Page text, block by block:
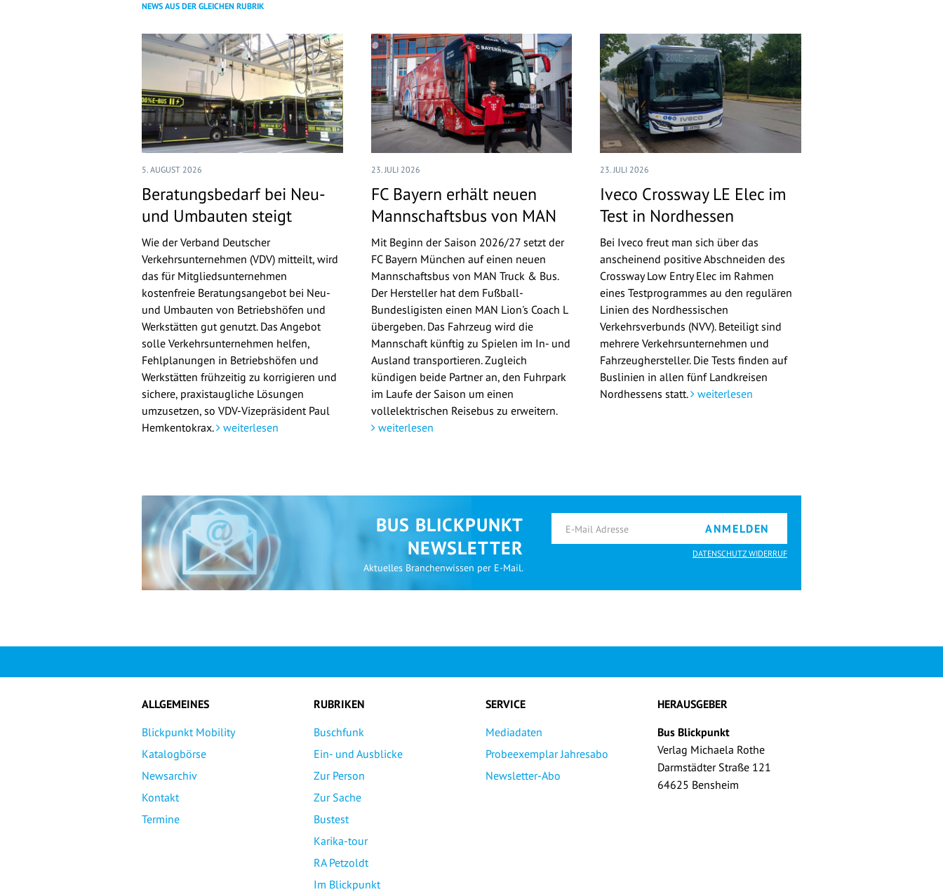
NEWS AUS DER GLEICHEN RUBRIK
5. AUGUST 2026
Beratungsbedarf bei Neu-
und Umbauten steigt
Wie der Verband Deutscher
Verkehrsunternehmen (VDV) mitteilt, wird
das für Mitgliedsunternehmen
kostenfreie Beratungsangebot bei Neu-
und Umbauten von Betriebshöfen und
Werkstätten gut genutzt. Das Angebot
solle Verkehrsunternehmen helfen,
Fehlplanungen in Betriebshöfen und
Werkstätten frühzeitig zu korrigieren und
sichere, praxistaugliche Lösungen
umzusetzen, so VDV-Vizepräsident Paul
Hemkentokrax.
weiterlesen
23. JULI 2026
FC Bayern erhält neuen
Mannschaftsbus von MAN
Mit Beginn der Saison 2026/27 setzt der
FC Bayern München auf einen neuen
Mannschaftsbus von MAN Truck & Bus.
Der Hersteller hat dem Fußball-
Bundesligisten einen MAN Lion's Coach L
übergeben. Das Fahrzeug wird die
Mannschaft künftig zu Spielen im In- und
Ausland transportieren. Zugleich
kündigen beide Partner an, den Fuhrpark
im Laufe der Saison um einen
vollelektrischen Reisebus zu erweitern.
weiterlesen
23. JULI 2026
Iveco Crossway LE Elec im
Test in Nordhessen
Bei Iveco freut man sich über das
anscheinend positive Abschneiden des
Crossway Low Entry Elec im Rahmen
eines Testprogrammes au den regulären
Linien des Nordhessischen
Verkehrsverbunds (NVV). Beteiligt sind
mehrere Verkehrsunternehmen und
Fahrzeughersteller. Die Tests finden auf
Buslinien in allen fünf Landkreisen
Nordhessens statt. weiterlesen
BUS BLICKPUNKT
NEWSLETTER
Aktuelles Branchenwissen per E-Mail.
ANMELDEN
DATENSCHUTZ WIDERRUF
ALLGEMEINES
Blickpunkt Mobility
Katalogbörse
Newsarchiv
Kontakt
Termine
RUBRIKEN
Buschfunk
Ein- und Ausblicke
Zur Person
Zur Sache
Bustest
Karika-tour
RA Petzoldt
Im Blickpunkt
SERVICE
Mediadaten
Probeexemplar Jahresabo
Newsletter-Abo
HERAUSGEBER
Bus Blickpunkt
Verlag Michaela Rothe
Darmstädter Straße 121
64625 Bensheim